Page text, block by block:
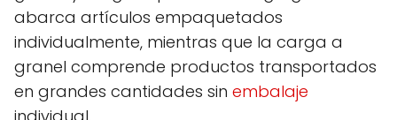
abarca artículos empaquetados
individualmente, mientras que la carga a
granel comprende productos transportados
en grandes cantidades sin embalaje